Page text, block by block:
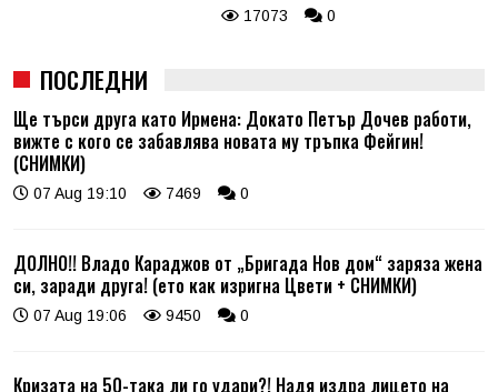
17073 0
ПОСЛЕДНИ
Ще търси друга като Ирмена: Докато Петър Дочев работи,
вижте с кого се забавлява новата му тръпка Фейгин!
(СНИМКИ)
07 Aug 19:10 7469 0
ДОЛНО!! Владо Караджов от „Бригада Нов дом“ заряза жена
си, заради друга! (ето как изригна Цвети + СНИМКИ)
07 Aug 19:06 9450 0
Кризата на 50-така ли го удари?! Надя издра лицето на